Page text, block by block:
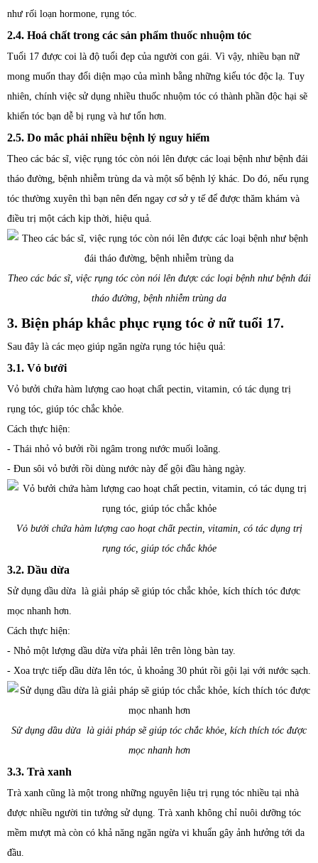
như rối loạn hormone, rụng tóc.
2.4. Hoá chất trong các sản phẩm thuốc nhuộm tóc
Tuổi 17 được coi là độ tuổi đẹp của người con gái. Vì vậy, nhiều bạn nữ
mong muốn thay đổi diện mạo của mình bằng những kiểu tóc độc lạ. Tuy
nhiên, chính việc sử dụng nhiều thuốc nhuộm tóc có thành phần độc hại sẽ
khiến tóc bạn dễ bị rụng và hư tổn hơn.
2.5. Do mắc phải nhiều bệnh lý nguy hiểm
Theo các bác sĩ, việc rụng tóc còn nói lên được các loại bệnh như bệnh đái
tháo đường, bệnh nhiễm trùng da và một số bệnh lý khác. Do đó, nếu rụng
tóc thường xuyên thì bạn nên đến ngay cơ sở y tế để được thăm khám và
điều trị một cách kịp thời, hiệu quả.
Theo các bác sĩ, việc rụng tóc còn nói lên được các loại bệnh như bệnh đái
tháo đường, bệnh nhiễm trùng da
3. Biện pháp khắc phục rụng tóc ở nữ tuổi 17.
Sau đây là các mẹo giúp ngăn ngừa rụng tóc hiệu quả:
3.1. Vỏ bưởi
Vỏ bưởi chứa hàm lượng cao hoạt chất pectin, vitamin, có tác dụng trị
rụng tóc, giúp tóc chắc khỏe.
Cách thực hiện:
- Thái nhỏ vỏ bưởi rồi ngâm trong nước muối loãng.
- Đun sôi vỏ bưởi rồi dùng nước này để gội đầu hàng ngày.
Vỏ bưởi chứa hàm lượng cao hoạt chất pectin, vitamin, có tác dụng trị
rụng tóc, giúp tóc chắc khỏe
3.2. Dầu dừa
Sử dụng dầu dừa là giải pháp sẽ giúp tóc chắc khỏe, kích thích tóc được
mọc nhanh hơn.
Cách thực hiện:
- Nhỏ một lượng dầu dừa vừa phải lên trên lòng bàn tay.
- Xoa trực tiếp dầu dừa lên tóc, ủ khoảng 30 phút rồi gội lại với nước sạch.
Sử dụng dầu dừa là giải pháp sẽ giúp tóc chắc khỏe, kích thích tóc được
mọc nhanh hơn
3.3. Trà xanh
Trà xanh cũng là một trong những nguyên liệu trị rụng tóc nhiều tại nhà
được nhiều người tin tưởng sử dụng. Trà xanh không chỉ nuôi dưỡng tóc
mềm mượt mà còn có khả năng ngăn ngừa vi khuẩn gây ảnh hưởng tới da
đầu.